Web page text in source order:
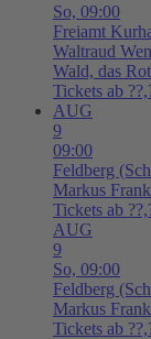
So, 09:00
Freiamt
Waltraud
Wald, das
Tickets ab
AUG
9
09:00
Feldberg
Markus
Tickets ab
AUG
9
So, 09:00
Feldberg
Markus
Tickets ab